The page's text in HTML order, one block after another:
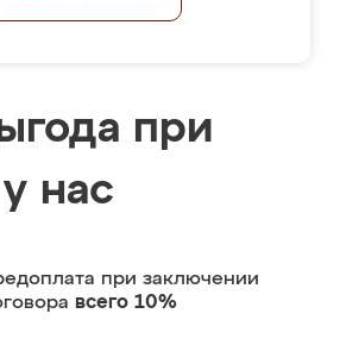
при
нас
при заключении
всего 10%